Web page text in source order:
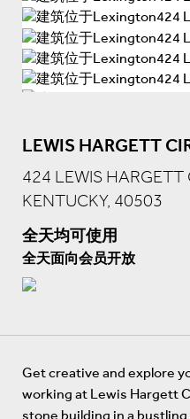
LEWIS HARGETT
424 LEWIS HARGETT
KENTUCKY, 40503
全天均可使用
全天面向会员开放
Get creative and explore
working at Lewis Hargett
stone building in a